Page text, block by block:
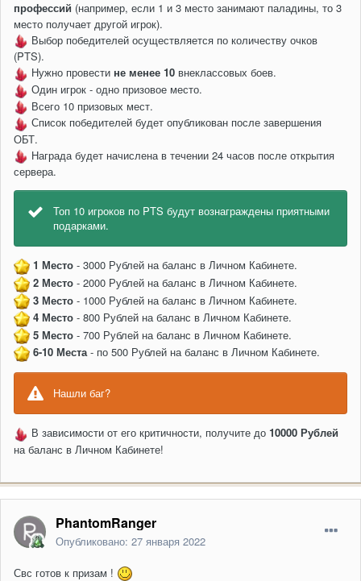
профессий (например, если 1 и 3 место занимают паладины, то 3
место получает другой игрок).
Выбор победителей осуществляется по количеству очков
(PTS).
Нужно провести не менее 10 внеклассовых боев.
Один игрок - одно призовое место.
Всего 10 призовых мест.
Список победителей будет опубликован после завершения
ОБТ.
Награда будет начислена в течении 24 часов после открытия
сервера.
Топ 10 игроков по PTS будут вознаграждены приятными
подарками.
1 Место - 3000 Рублей на баланс в Личном Кабинете.
2 Место - 2000 Рублей на баланс в Личном Кабинете.
3 Место - 1000 Рублей на баланс в Личном Кабинете.
4 Место - 800 Рублей на баланс в Личном Кабинете.
5 Место - 700 Рублей на баланс в Личном Кабинете.
6-10 Места- по 500 Рублей на баланс в Личном Кабинете.
Нашли баг?
В зависимости от его критичности, получите до 10000 Рублей
на баланс в Личном Кабинете!
PhantomRanger
Опубликовано: 27 января 2022
Свс готов к призам !